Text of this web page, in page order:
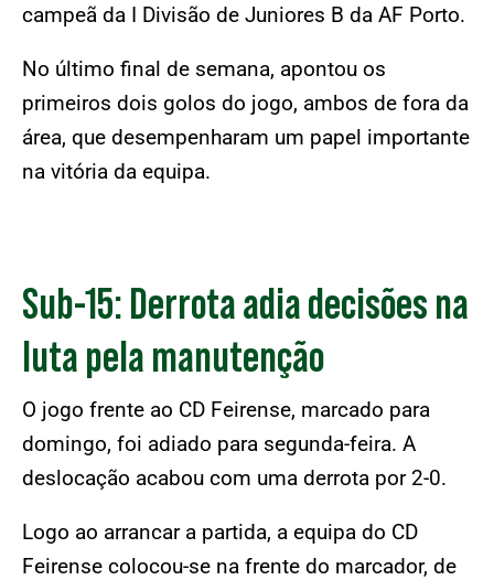
campeã da I Divisão de Juniores B da AF Porto.
No último final de semana, apontou os
primeiros dois golos do jogo, ambos de fora da
área, que desempenharam um papel importante
na vitória da equipa.
Sub-15: Derrota adia decisões na
luta pela manutenção
O jogo frente ao CD Feirense, marcado para
domingo, foi adiado para segunda-feira. A
deslocação acabou com uma derrota por 2-0.
Logo ao arrancar a partida, a equipa do CD
Feirense colocou-se na frente do marcador, de